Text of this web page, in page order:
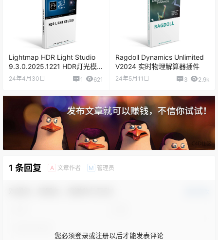
Lightmap HDR Light Studio
9.3.0.2025.1221 HDR灯光模
拟软件
24年4月30日 1 621
Ragdoll Dynamics Unlimited
V2024 实时物理解算器插件
24年5月11日 3 2.9k
1 条回复 A 文章作者 M 管理员
您必须登录或注册以后才能发表评论